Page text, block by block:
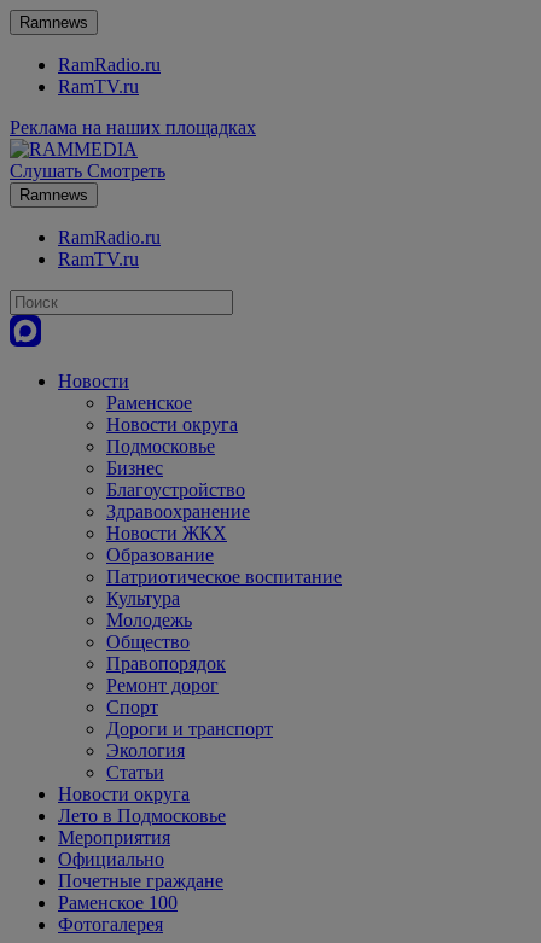
Ramnews
RamRadio.ru
RamTV.ru
Реклама на наших площадках
Слушать Смотреть
Ramnews
RamRadio.ru
RamTV.ru
Новости
Раменское
Новости округа
Подмосковье
Бизнес
Благоустройство
Здравоохранение
Новости ЖКХ
Образование
Патриотическое воспитание
Культура
Молодежь
Общество
Правопорядок
Ремонт дорог
Спорт
Дороги и транспорт
Экология
Статьи
Новости округа
Лето в Подмосковье
Мероприятия
Официально
Почетные граждане
Раменское 100
Фотогалерея